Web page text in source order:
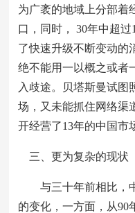
为广袤的地域上分部着
口，同时， 30年中超
了快速升级不断变动的
绝不能用一以概之或者
入歧途。贝塔斯曼试图
场，又未能抓住网络渠
开经营了13年的中国市
三、更为复杂的现状
与三十年前相比，中
的变化，一方面，从90